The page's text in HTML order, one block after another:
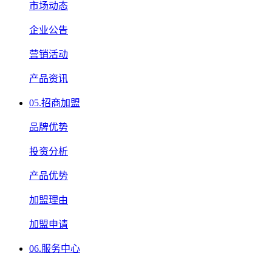
市场动态
企业公告
营销活动
产品资讯
05.招商加盟
品牌优势
投资分析
产品优势
加盟理由
加盟申请
06.服务中心